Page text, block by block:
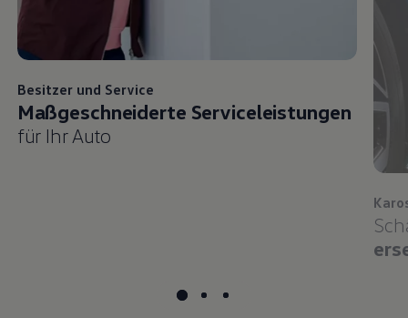
Besitzer und Service
Maßgeschneiderte Serviceleistungen
für Ihr Auto